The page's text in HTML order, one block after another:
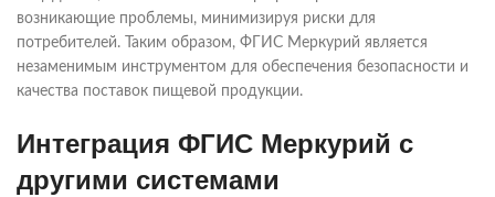
возникающие проблемы, минимизируя риски для
потребителей. Таким образом, ФГИС Меркурий является
незаменимым инструментом для обеспечения безопасности и
качества поставок пищевой продукции.
Интеграция ФГИС Меркурий с
другими системами